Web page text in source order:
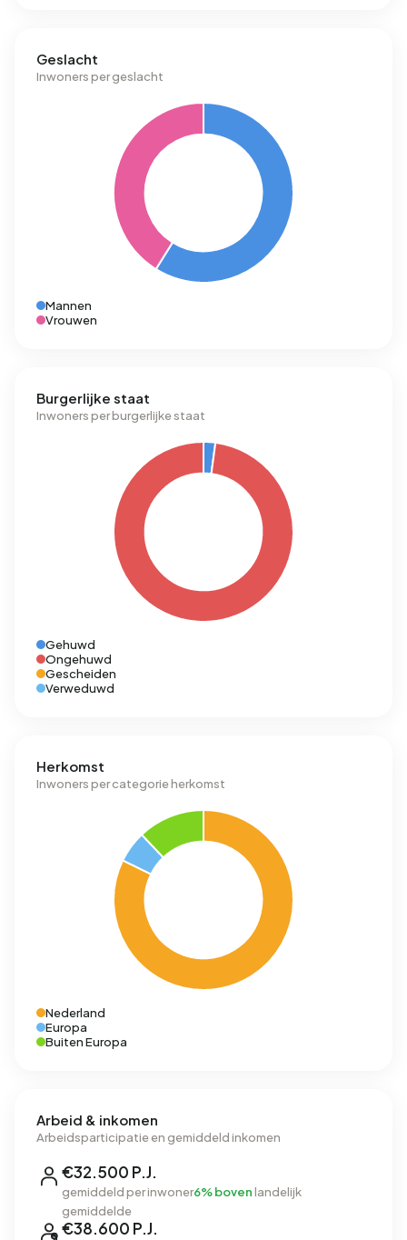
Geslacht
Inwoners per geslacht
Mannen
Vrouwen
Burgerlijke staat
Inwoners per burgerlijke staat
Gehuwd
Ongehuwd
Gescheiden
Verweduwd
Herkomst
Inwoners per categorie herkomst
Nederland
Europa
Buiten Europa
Arbeid & inkomen
Arbeidsparticipatie en gemiddeld inkomen
€32.500 P.J.
gemiddeld per inwoner6% bovenlandelijk
gemiddelde
€38.600 P.J.